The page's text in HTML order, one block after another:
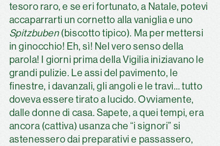
tesoro raro, e se eri fortunato, a Natale, potevi
accaparrarti un cornetto alla vaniglia e uno
Spitzbuben(biscotto tipico). Ma per mettersi
in ginocchio! Eh, sì! Nel vero senso della
parola! I giorni prima della Vigilia iniziavano le
grandi pulizie. Le assi del pavimento, le
finestre, i davanzali, gli angoli e le travi… tutto
doveva essere tirato a lucido. Ovviamente,
dalle donne di casa. Sapete, a quei tempi, era
ancora (cattiva) usanza che “i signori” si
astenessero dai preparativi e passassero,